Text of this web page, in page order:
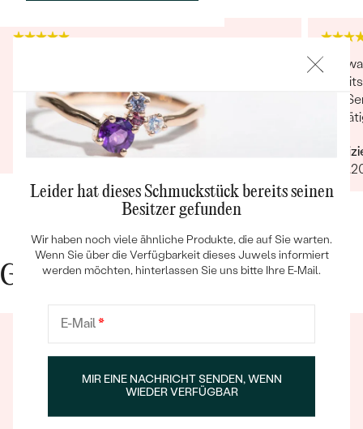
Bestseller
gegeben habe.
Verifizierter Kunde
Das
den
per
Gute Gründe für Eppi
Leider hat dieses Schmuckstück bereits seinen
Besitzer gefunden
Wir haben noch viele ähnliche Produkte, die auf Sie warten.
Wenn Sie über die Verfügbarkeit dieses Juwels informiert
werden möchten, hinterlassen Sie uns bitte Ihre E-Mail.
E-Mail*
MIR EINE NACHRICHT SENDEN, WENN
WIEDER VERFÜGBAR